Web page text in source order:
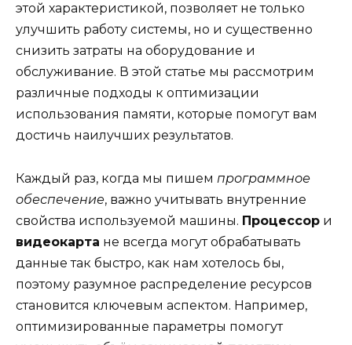
этой характеристикой, позволяет не только
улучшить работу системы, но и существенно
снизить затраты на оборудование и
обслуживание. В этой статье мы рассмотрим
различные подходы к оптимизации
использования памяти, которые помогут вам
достичь наилучших результатов.
Каждый раз, когда мы пишем программное
обеспечение, важно учитывать внутренние
свойства используемой машины. Процессор и
видеокарта не всегда могут обрабатывать
данные так быстро, как нам хотелось бы,
поэтому разумное распределение ресурсов
становится ключевым аспектом. Например,
оптимизированные параметры помогут